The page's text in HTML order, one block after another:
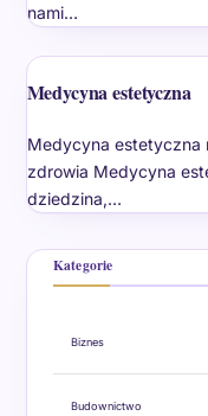
nami…
Medycyna estetyczna
Medycyna estetyczna
zdrowia Medycyna
dziedzina,…
Kategorie
Biznes
Budownictwo